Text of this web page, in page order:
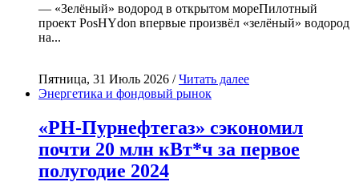
— «Зелёный» водород в открытом мореПилотный
проект PosHYdon впервые произвёл «зелёный» водород
на...
Пятница, 31 Июль 2026 /Читать далее
Энергетика и фондовый рынок
«РН-Пурнефтегаз» сэкономил
почти 20 млн кВт*ч за первое
полугодие 2024